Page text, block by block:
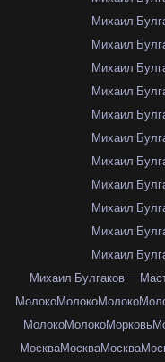
Михаил
Михаил
Михаил
Михаил
Михаил
Михаил
Михаил
Михаил
Михаил
Михаил
Михаил
Михаил Булгаков —
МолокоМолокоМолоко
МолокоМолокоМорковь
МоскваМоскваМосква